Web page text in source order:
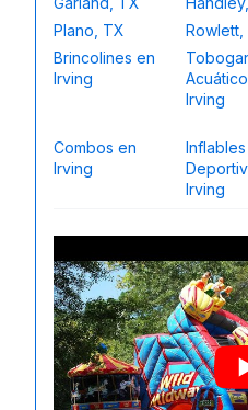
Plano, TX
Rowlett,
Brincolines en
Irving
Irving
Combos en
Irving
Inflables
Irving